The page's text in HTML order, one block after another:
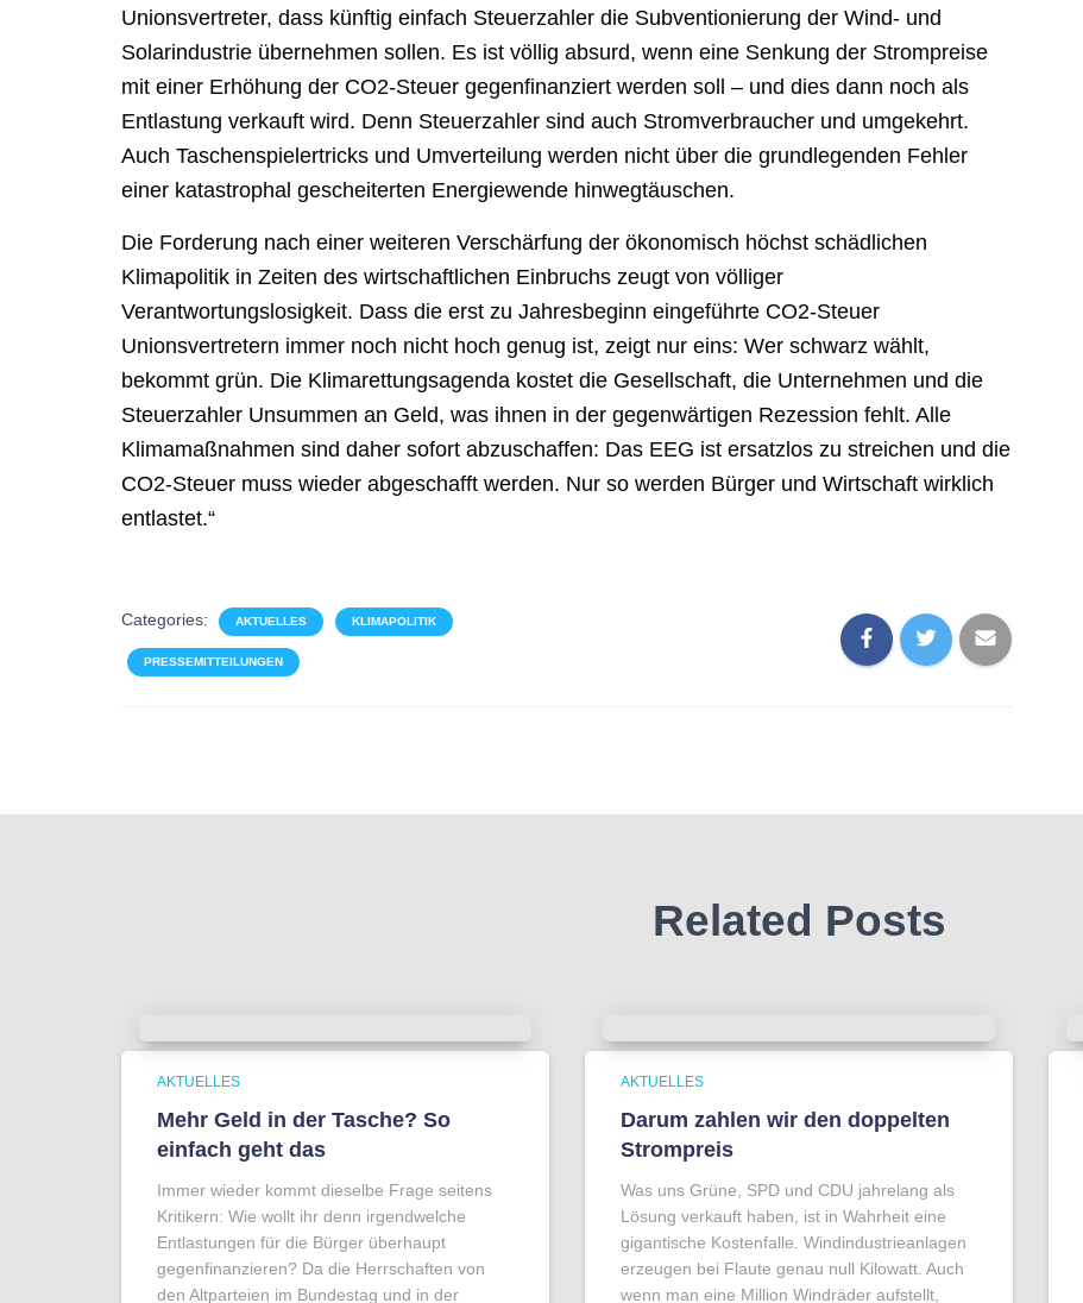
Unionsvertreter, dass künftig einfach Steuerzahler die Subventionierung der Wind- und
Solarindustrie übernehmen sollen. Es ist völlig absurd, wenn eine Senkung der Strompreise
mit einer Erhöhung der CO2-Steuer gegenfinanziert werden soll – und dies dann noch als
Entlastung verkauft wird. Denn Steuerzahler sind auch Stromverbraucher und umgekehrt.
Auch Taschenspielertricks und Umverteilung werden nicht über die grundlegenden Fehler
einer katastrophal gescheiterten Energiewende hinwegtäuschen.
Die Forderung nach einer weiteren Verschärfung der ökonomisch höchst schädlichen
Klimapolitik in Zeiten des wirtschaftlichen Einbruchs zeugt von völliger
Verantwortungslosigkeit. Dass die erst zu Jahresbeginn eingeführte CO2-Steuer
Unionsvertretern immer noch nicht hoch genug ist, zeigt nur eins: Wer schwarz wählt,
bekommt grün. Die Klimarettungsagenda kostet die Gesellschaft, die Unternehmen und die
Steuerzahler Unsummen an Geld, was ihnen in der gegenwärtigen Rezession fehlt. Alle
Klimamaßnahmen sind daher sofort abzuschaffen: Das EEG ist ersatzlos zu streichen und die
CO2-Steuer muss wieder abgeschafft werden. Nur so werden Bürger und Wirtschaft wirklich
entlastet.“
Categories: AKTUELLES KLIMAPOLITIK
PRESSEMITTEILUNGEN
Related Posts
AKTUELLES
Mehr Geld in der Tasche? So
einfach geht das
Immer wieder kommt dieselbe Frage seitens
Kritikern: Wie wollt ihr denn irgendwelche
Entlastungen für die Bürger überhaupt
gegenfinanzieren? Da die Herrschaften von
den Altparteien im Bundestag und in der
AKTUELLES
Darum zahlen wir den doppelten
Strompreis
Was uns Grüne, SPD und CDU jahrelang als
Lösung verkauft haben, ist in Wahrheit eine
gigantische Kostenfalle. Windindustrieanlagen
erzeugen bei Flaute genau null Kilowatt. Auch
wenn man eine Million Windräder aufstellt,